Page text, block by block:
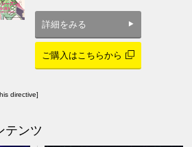
詳細をみる
ご購入はこちらから
directive]
テンツ